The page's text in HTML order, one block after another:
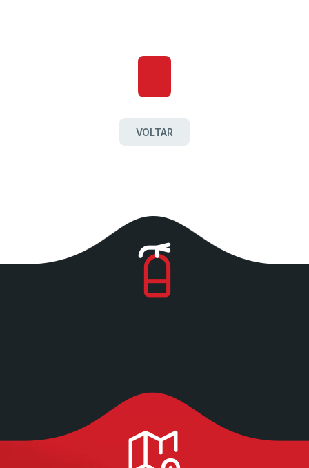
VOLTAR